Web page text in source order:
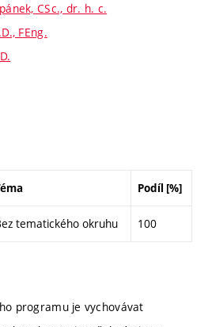
CSc., dr. h. c.
FEng.
Podíl [%]
tematického okruhu 100
programu je vychovávat